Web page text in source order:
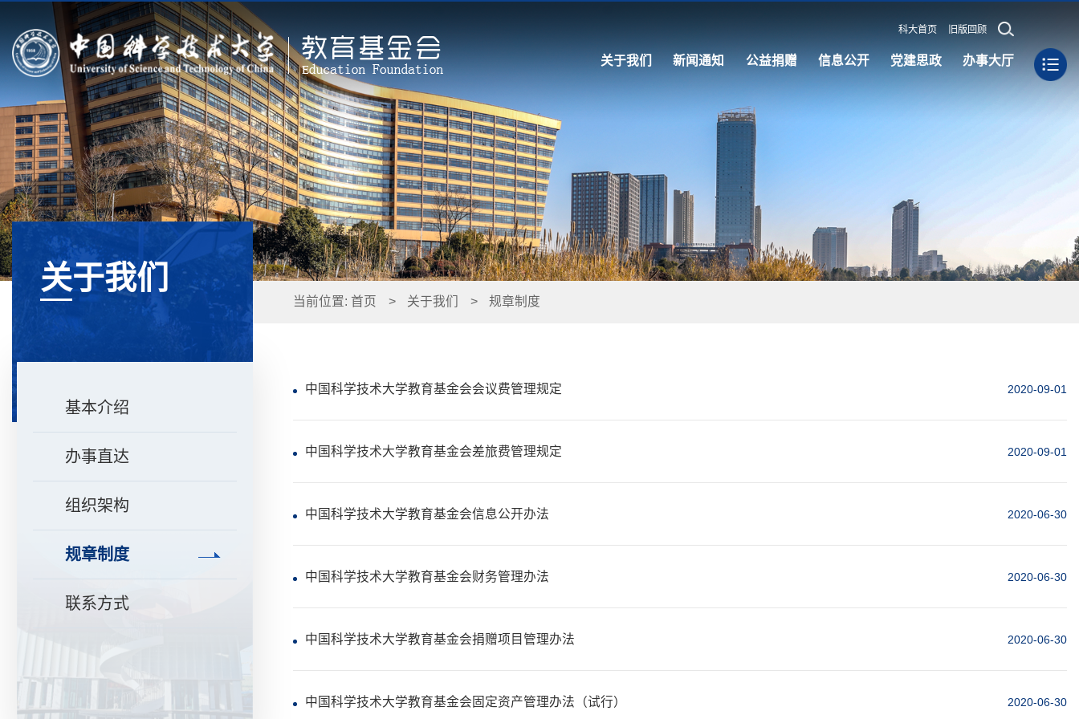
科大首页 旧版回顾
关于我们 新闻通知 公益捐赠 信息公开 党建思政 办事大厅
关于我们
基本介绍
办事直达
组织架构
规章制度
联系方式
当前位置: 首页 > 关于我们 > 规章制度
中国科学技术大学教育基金会会议费管理规定 2020-09-01
中国科学技术大学教育基金会差旅费管理规定 2020-09-01
中国科学技术大学教育基金会信息公开办法 2020-06-30
中国科学技术大学教育基金会财务管理办法 2020-06-30
中国科学技术大学教育基金会捐赠项目管理办法 2020-06-30
中国科学技术大学教育基金会固定资产管理办法（试行） 2020-06-30